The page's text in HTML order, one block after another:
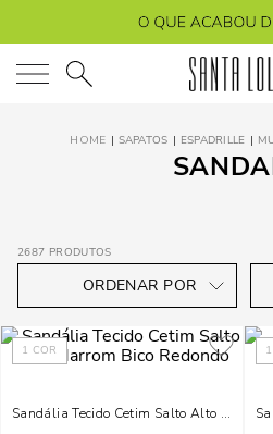
O que você está procurando?
SAPATOS ESPADRILLE
2687 PRODUTOS
1 COR
Sandália Tecido Cetim Salto Alto Marrom
1